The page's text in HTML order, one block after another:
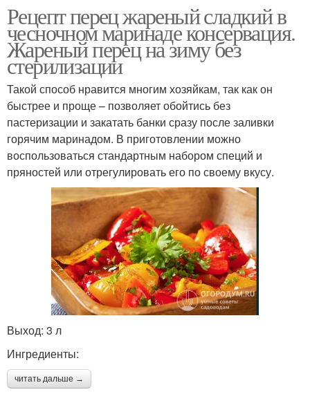
Рецепт перец жареный сладкий в
чесночном маринаде консервация.
Жареный перец на зиму без
стерилизации
Такой способ нравится многим хозяйкам, так как он
быстрее и проще – позволяет обойтись без
пастеризации и закатать банки сразу после заливки
горячим маринадом. В приготовлении можно
воспользоваться стандартным набором специй и
пряностей или отрегулировать его по своему вкусу.
Выход: 3 л
Ингредиенты:
читать дальше →